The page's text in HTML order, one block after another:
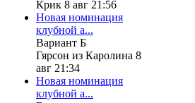
Крик 8 авг 21:56
Новая номинация
клубной а...
Вариант Б
Гярсон из Каролина 8
авг 21:34
Новая номинация
клубной а...